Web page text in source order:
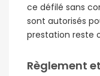
ce défilé sans
sont autorisés
prestation reste
Règlement